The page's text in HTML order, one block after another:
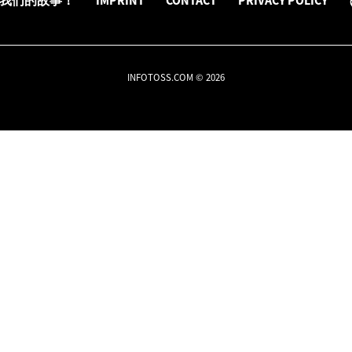
INFOTOSS.COM © 2026